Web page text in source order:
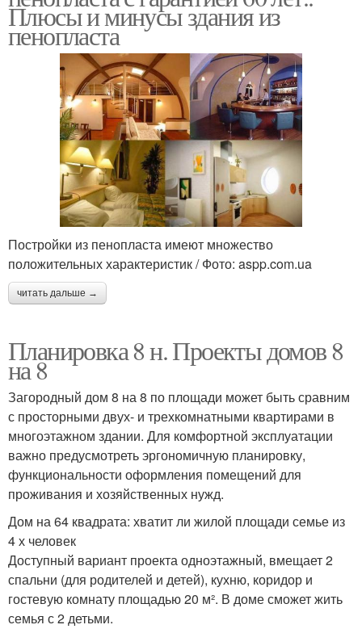
Плюсы и минусы здания из
пенопласта
Постройки из пенопласта имеют множество
положительных характеристик / Фото: aspp.com.ua
читать дальше →
Планировка 8 н. Проекты домов 8
на 8
Загородный дом 8 на 8 по площади может быть сравним
с просторными двух- и трехкомнатными квартирами в
многоэтажном здании. Для комфортной эксплуатации
важно предусмотреть эргономичную планировку,
функциональности оформления помещений для
проживания и хозяйственных нужд.
Дом на 64 квадрата: хватит ли жилой площади семье из
4 х человек
Доступный вариант проекта одноэтажный, вмещает 2
спальни (для родителей и детей), кухню, коридор и
гостевую комнату площадью 20 м². В доме сможет жить
семья с 2 детьми.